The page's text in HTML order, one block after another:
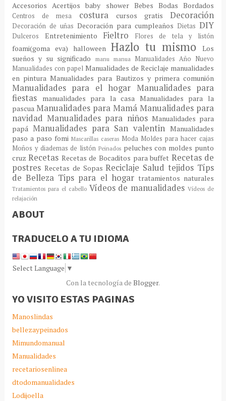
AccesoriosAcertijosbaby shower Bebes BodasBordados
Centros de mesa costura cursos gratisDecoración
Decoración de uñas Decoración para cumpleaños DietasDIY
Dulceros Entretenimiento Fieltro Flores de tela y listón
foami(goma eva) halloween Hazlo tu mismoLos
sueños y su significado
manu manua Manualidades Año Nuevo
Manualidades con papel Manualidades de Reciclaje manualidades
en pinturaManualidades para Bautizos y primera comunión
Manualidades para el hogar Manualidades para
fiestas
manualidades para la casa Manualidades para la
pascua Manualidades para MamáManualidades para
navidadManualidades para niños Manualidades para
papá Manualidades para San valentinManualidades
paso a paso fomi Mascarillas caseras Moda Moldes para hacer cajas
Moños y diademas de listón Peinados peluches con moldes punto
cruzRecetas Recetas de Bocaditos para buffet Recetas de
postres Recetas de SopasReciclaje Saludtejidos Típs
de Belleza Tips para el hogar tratamientos naturales
Tratamientos para el cabello Vídeos de manualidadesVídeos de
relajación
ABOUT
TRADUCELO A TU IDIOMA
Select Language ▼
Con la tecnología de Blogger.
YO VISITO ESTAS PAGINAS
Manoslindas
bellezaypeinados
Mimundomanual
Manualidades
recetariosenlinea
dtodomanualidades
Lodijoella